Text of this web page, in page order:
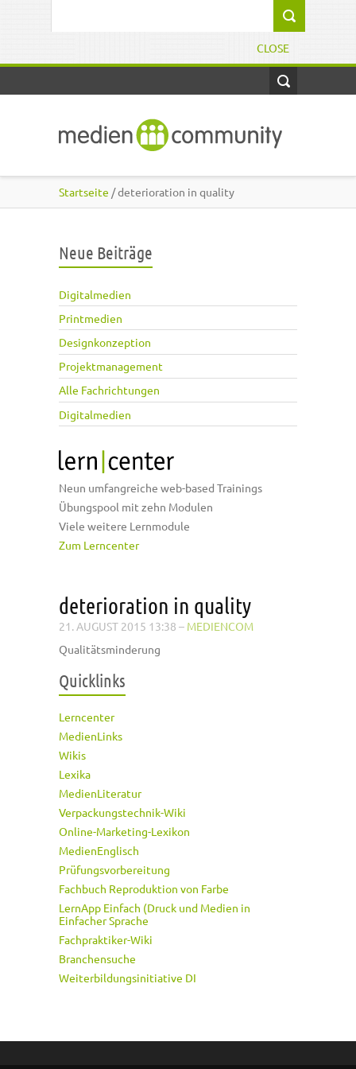
CLOSE
Startseite / deterioration in quality
Neue Beiträge
Digitalmedien
Printmedien
Designkonzeption
Projektmanagement
Alle Fachrichtungen
Digitalmedien
Neun umfangreiche web-based Trainings
Übungspool mit zehn Modulen
Viele weitere Lernmodule
Zum Lerncenter
deterioration in quality
21. AUGUST 2015 13:38 – MEDIENCOM
Qualitätsminderung
Quicklinks
Lerncenter
MedienLinks
Wikis
Lexika
MedienLiteratur
Verpackungstechnik-Wiki
Online-Marketing-Lexikon
MedienEnglisch
Prüfungsvorbereitung
Fachbuch Reproduktion von Farbe
LernApp Einfach (Druck und Medien in
Einfacher Sprache
Fachpraktiker-Wiki
Branchensuche
Weiterbildungsinitiative DI